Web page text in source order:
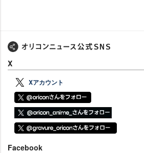
X
Xアカウント
Facebook